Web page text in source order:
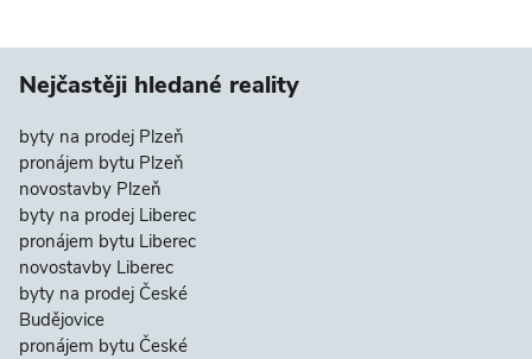
Nejčastěji hledané reality
byty na prodej Plzeň
pronájem bytu Plzeň
novostavby Plzeň
byty na prodej Liberec
pronájem bytu Liberec
novostavby Liberec
byty na prodej České
Budějovice
pronájem bytu České